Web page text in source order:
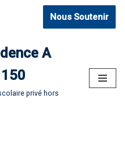
Nous Soutenir
A
privé hors